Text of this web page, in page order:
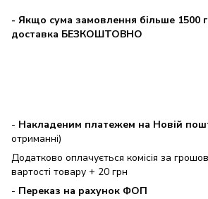
- Якщо сума замовлення більше 1500
доставка БЕЗКОШТОВНО
- Накладеним платежем на Новій
отриманні)
Додатково оплачується комісія за
вартості товару + 20 грн
- Переказ на рахунок ФОП